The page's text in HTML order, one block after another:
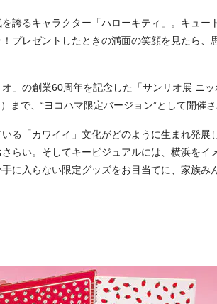
誇るキャラクター「ハローキティ」。キュー
プレゼントしたときの満面の笑顔を見たら、
」の創業60周年を記念した「サンリオ展 ニ
で、“ヨコハマ限定バージョン”として開催さ
る「カワイイ」文化がどのように生まれ発展
らい。そしてキービジュアルには、横浜をイ
に入らない限定グッズをお目当てに、家族み